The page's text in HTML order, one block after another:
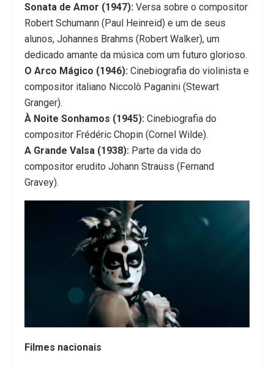
Sonata de Amor (1947): Versa sobre o compositor
Robert Schumann (Paul Heinreid) e um de seus
alunos, Johannes Brahms (Robert Walker), um
dedicado amante da música com um futuro glorioso.
O Arco Mágico (1946): Cinebiografia do violinista e
compositor italiano Niccolò Paganini (Stewart
Granger).
À Noite Sonhamos (1945): Cinebiografia do
compositor Frédéric Chopin (Cornel Wilde).
A Grande Valsa (1938): Parte da vida do
compositor erudito Johann Strauss (Fernand
Gravey).
Filmes nacionais